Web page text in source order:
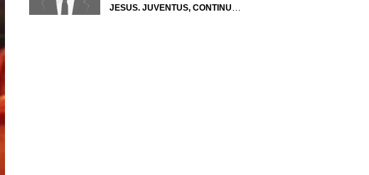
JESUS. JUVENTUS, CONTINUA